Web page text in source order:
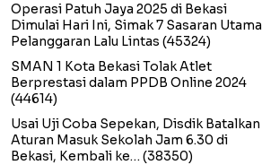
Operasi Patuh Jaya 2025 di Bekasi
Dimulai Hari Ini, Simak 7 Sasaran Utama
Pelanggaran Lalu Lintas (45324)
SMAN 1 Kota Bekasi Tolak Atlet
Berprestasi dalam PPDB Online 2024
(44614)
Usai Uji Coba Sepekan, Disdik Batalkan
Aturan Masuk Sekolah Jam 6.30 di
Bekasi, Kembali ke… (38350)